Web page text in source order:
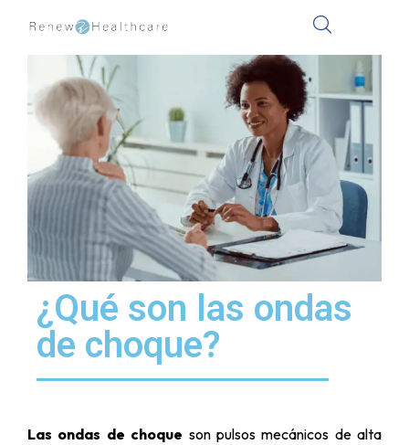
¿Qué son las ondas
de choque?
Las ondas de choque son pulsos mecánicos de alta